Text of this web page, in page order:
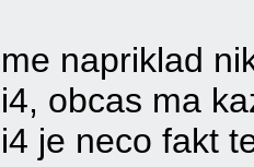
me napriklad
i4, obcas ma
i4 je neco fakt